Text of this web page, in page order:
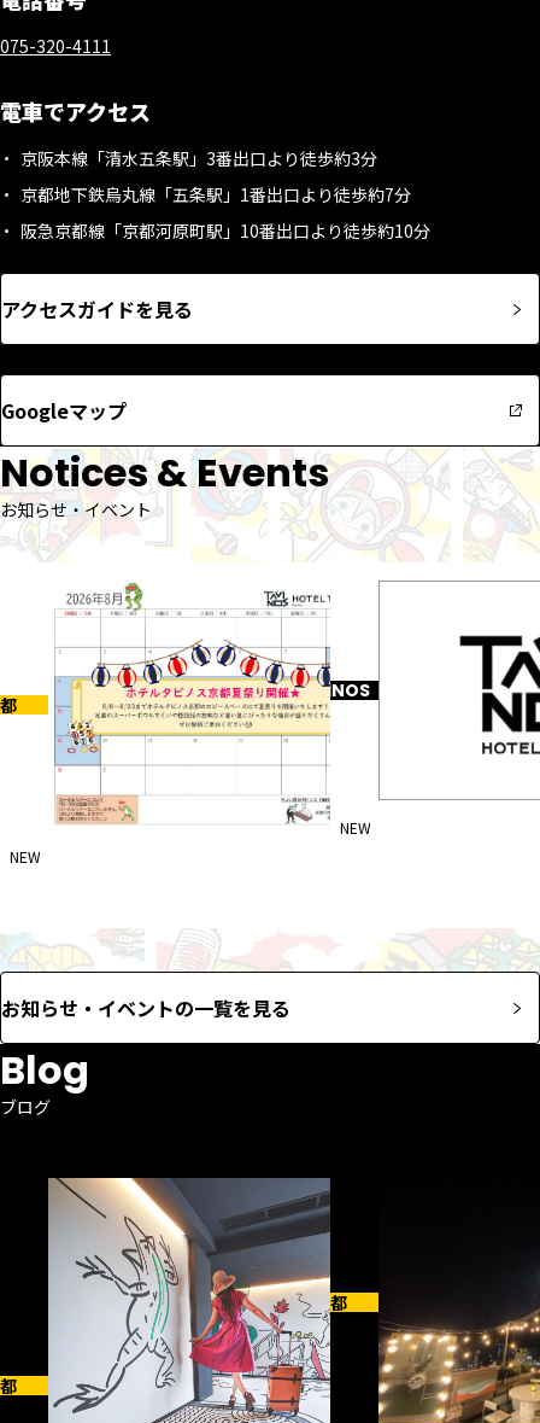
075-320-4111
電車でアクセス
京阪本線「清水五条駅」3番出口より徒歩約3分
京都地下鉄烏丸線「五条駅」1番出口より徒歩約7分
阪急京都線「京都河原町駅」10番出口より徒歩約10分
アクセスガイドを見る
Googleマップ
Notices & Events
お知らせ・イベント
NEW
TAVINOS
NEW
お知らせ・イベントの一覧を見る
Blog
ブログ
京都